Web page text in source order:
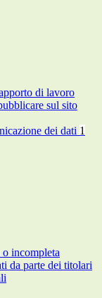
di lavoro
sul sito
dei dati 1
o incompleta
da parte dei titolari